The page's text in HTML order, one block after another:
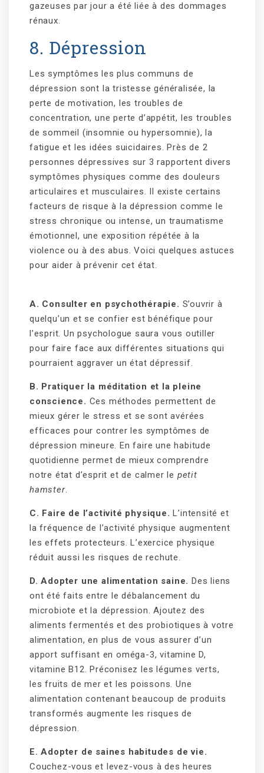
gazeuses par jour a été liée à des dommages
rénaux.
8. Dépression
Les symptômes les plus communs de
dépression sont la tristesse généralisée, la
perte de motivation, les troubles de
concentration, une perte d’appétit, les troubles
de sommeil (insomnie ou hypersomnie), la
fatigue et les idées suicidaires. Près de 2
personnes dépressives sur 3 rapportent divers
symptômes physiques comme des douleurs
articulaires et musculaires. Il existe certains
facteurs de risque à la dépression comme le
stress chronique ou intense, un traumatisme
émotionnel, une exposition répétée à la
violence ou à des abus. Voici quelques astuces
pour aider à prévenir cet état.
A. Consulter en psychothérapie. S’ouvrir à
quelqu’un et se confier est bénéfique pour
l’esprit. Un psychologue saura vous outiller
pour faire face aux différentes situations qui
pourraient aggraver un état dépressif.
B. Pratiquer la méditation et la pleine
conscience. Ces méthodes permettent de
mieux gérer le stress et se sont avérées
efficaces pour contrer les symptômes de
dépression mineure. En faire une habitude
quotidienne permet de mieux comprendre
notre état d’esprit et de calmer le petit
hamster.
C. Faire de l’activité physique. L’intensité et
la fréquence de l’activité physique augmentent
les effets protecteurs. L’exercice physique
réduit aussi les risques de rechute.
D. Adopter une alimentation saine. Des liens
ont été faits entre le débalancement du
microbiote et la dépression. Ajoutez des
aliments fermentés et des probiotiques à votre
alimentation, en plus de vous assurer d’un
apport suffisant en oméga-3, vitamine D,
vitamine B12. Préconisez les légumes verts,
les fruits de mer et les poissons. Une
alimentation contenant beaucoup de produits
transformés augmente les risques de
dépression.
E. Adopter de saines habitudes de vie.
Couchez-vous et levez-vous à des heures